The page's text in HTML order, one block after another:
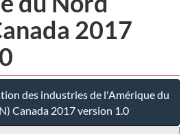
2017
des industries de l'Amérique du
Canada 2017 version 1.0